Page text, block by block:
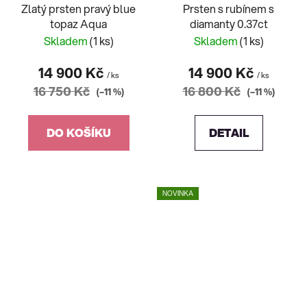
Zlatý prsten pravý blue
topaz Aqua
Skladem(1 ks)
14 900 Kč / ks
16 750 Kč (–11 %)
DO KOŠÍKU
Prsten s rubínem s
diamanty 0.37ct
Skladem(1 ks)
14 900 Kč / ks
16 800 Kč (–11 %)
DETAIL
NOVINKA